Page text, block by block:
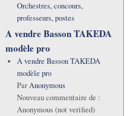
Orchestres, concours,
professeurs, postes
A vendre Basson TAKEDA
modèle pro
A vendre Basson TAKEDA
modèle pro
ParAnonymous
Nouveau commentaire de :
Anonymous (not verified)